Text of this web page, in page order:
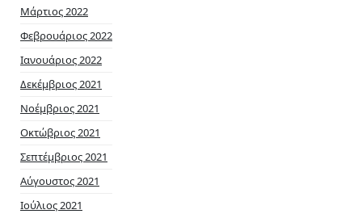
Μάρτιος 2022
Φεβρουάριος 2022
Ιανουάριος 2022
Δεκέμβριος 2021
Νοέμβριος 2021
Οκτώβριος 2021
Σεπτέμβριος 2021
Αύγουστος 2021
Ιούλιος 2021